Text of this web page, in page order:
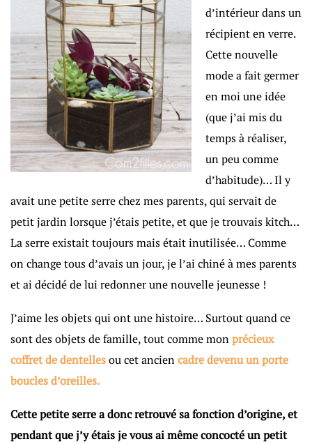
d’intérieur dans un
récipient en verre.
Cette nouvelle
mode a fait germer
en moi une idée
(que j’ai mis du
temps à réaliser,
un peu comme
d’habitude)… Il y
avait une petite serre chez mes parents, qui servait de
petit jardin lorsque j’étais petite, et que je trouvais kitch…
La serre existait toujours mais était inutilisée… Comme
on change tous d’avais un jour, je l’ai chiné à mes parents
et ai décidé de lui redonner une nouvelle jeunesse !
J’aime les objets qui ont une histoire… Surtout quand ce
sont des objets de famille, tout comme monprécieux
coffret de dentellesou cet anciencadre devenu un porte
boucles d’oreilles.
Cette petite serre a donc retrouvé sa fonction d’origine, et
pendant que j’y étais je vous ai même concocté un petit